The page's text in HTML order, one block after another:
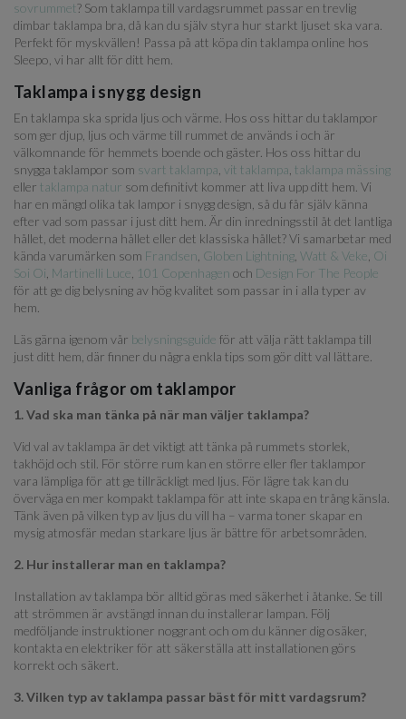
sovrummet? Som taklampa till vardagsrummet passar en trevlig
dimbar taklampa bra, då kan du själv styra hur starkt ljuset ska vara.
Perfekt för myskvällen! Passa på att köpa din taklampa online hos
Sleepo, vi har allt för ditt hem.
Taklampa i snygg design
En taklampa ska sprida ljus och värme. Hos oss hittar du taklampor
som ger djup, ljus och värme till rummet de används i och är
välkomnande för hemmets boende och gäster. Hos oss hittar du
snygga taklampor som svart taklampa vit taklampa taklampa mässing
eller taklampa natur som definitivt kommer att liva upp ditt hem. Vi
har en mängd olika tak lampor i snygg design, så du får själv känna
efter vad som passar i just ditt hem. Är din inredningsstil åt det lantliga
hållet, det moderna hållet eller det klassiska hållet? Vi samarbetar med
kända varumärken som Frandsen Globen Lightning Watt & Veke Oi
Soi Oi Martinelli Luce 101 Copenhagen och Design For The People
för att ge dig belysning av hög kvalitet som passar in i alla typer av
hem.
Läs gärna igenom vår belysningsguide för att välja rätt taklampa till
just ditt hem, där finner du några enkla tips som gör ditt val lättare.
Vanliga frågor om taklampor
1. Vad ska man tänka på när man väljer taklampa?
Vid val av taklampa är det viktigt att tänka på rummets storlek,
takhöjd och stil. För större rum kan en större eller fler taklampor
vara lämpliga för att ge tillräckligt med ljus. För lägre tak kan du
överväga en mer kompakt taklampa för att inte skapa en trång känsla.
Tänk även på vilken typ av ljus du vill ha – varma toner skapar en
mysig atmosfär medan starkare ljus är bättre för arbetsområden.
2. Hur installerar man en taklampa?
Installation av taklampa bör alltid göras med säkerhet i åtanke. Se till
att strömmen är avstängd innan du installerar lampan. Följ
medföljande instruktioner noggrant och om du känner dig osäker,
kontakta en elektriker för att säkerställa att installationen görs
korrekt och säkert.
3. Vilken typ av taklampa passar bäst för mitt vardagsrum?